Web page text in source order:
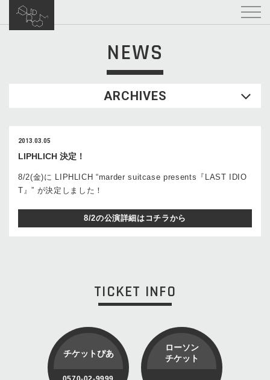
NEWS
ARCHIVES
2013.03.05
LIPHLICH 決定！
8/2(金)に LIPHLICH “marder suitcase presents『LAST IDIO
T』” が決定しました！
8/2の公演詳細はコチラから
TICKET INFO
チケットぴあ
ローソン
チケット